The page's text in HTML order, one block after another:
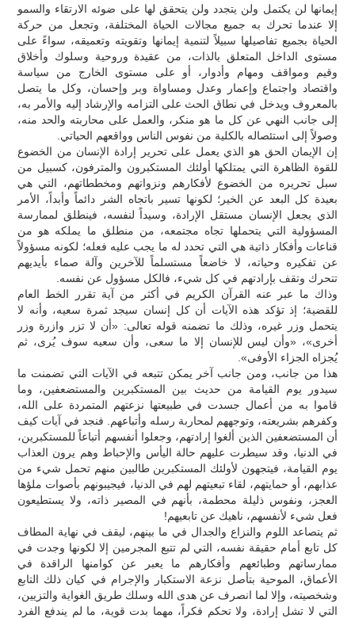
إيمانها لن يكتمل ولن يتجدد ولن يتحقق لها على ضوئه الارتقاء والسمو
إلا عندما تحرك به جميع مجالات الحياة المختلفة، وتجعل من حركة
الحياة بجميع تفاصيلها سبيلاً لتنمية إيمانها وتقويته وتعميقه، سواءً على
مستوى الداخل المتعلق بالذات، من عقيدة وروحية وسلوك وأخلاق
وقيم ومواقف ومهام وأدوار، أو على مستوى الخارج من سياسة
واقتصاد واجتماع وإعمار وعدل ومساواة وبر وإحسان، وكل ما يتصل
بالمعروف ويدخل في نطاق الحث على التزامه والإرشاد إليه والأمر به،
إلى جانب النهي عن كل ما هو منكر، والعمل على محاربته والحد منه،
وصولاً إلى استئصاله بالكلية من نفوس الناس وواقعهم الحياتي.
إن الإيمان الحق هو الذي يعمل على تحرير إرادة الإنسان من الخضوع
للقوة الظاهرة التي يمتلكها أولئك المستكبرون والمترفون، كسبيل من
سبل تحريره من الخضوع لأفكارهم ونزواتهم ومخططاتهم، التي هي
بعيدة كل البعد عن الخير؛ لكونها تسير باتجاه الشر دائماً وأبداً، الأمر
الذي يجعل الإنسان مستقل الإرادة، وسيداً لنفسه، فينطلق لممارسة
المسؤولية التي يتحملها تجاه مجتمعه، من منطلق ما يملكه هو من
قناعات وأفكار ذاتية هي التي تحدد له ما يجب عليه فعله؛ لكونه مسؤولاً
عن تفكيره وحياته، لا خاضعاً مستسلماً للآخرين وآلة صماء بأيديهم
تتحرك وتقف بإرادتهم في كل شيء، فالكل مسؤول عن نفسه.
وذاك ما عبر عنه القرآن الكريم في أكثر من آية تقرر الخط العام
للقضية؛ إذ تؤكد هذه الآيات أن كل إنسان سيجد ثمرة سعيه، وأنه لا
يتحمل وزر غيره، وذلك ما تضمنه قوله تعالى: «أن لا تزر وازرة وزر
أخرى»، «وأن ليس للإنسان إلا ما سعى، وأن سعيه سوف يُرى، ثم
يُجزاه الجزاء الأوفى».
هذا من جانب، ومن جانب آخر يمكن تتبعه في الآيات التي تضمنت ما
سيدور يوم القيامة من حديث بين المستكبرين والمستضعفين، وما
قاموا به من أعمال جسدت في طبيعتها نزعتهم المتمردة على الله،
وكفرهم بشريعته، وتوجههم لمحاربة رسله وأتباعهم. فنجد في آيات كيف
أن المستضعفين الذين ألغوا إرادتهم، وجعلوا أنفسهم أتباعاً للمستكبرين،
في الدنيا، وقد سيطرت عليهم حالة اليأس والإحباط وهم يرون العذاب
يوم القيامة، فيتجهون لأولئك المستكبرين طالبين منهم تحمل شيء من
عذابهم، أو حمايتهم، لقاء تبعيتهم لهم في الدنيا، فيجيبونهم بأصوات ملؤها
العجز، ونفوس ذليلة محطمة، بأنهم في المصير ذاته، ولا يستطيعون
فعل شيء لأنفسهم، ناهيك عن تابعيهم!
ثم يتصاعد اللوم والنزاع والجدال في ما بينهم، ليقف في نهاية المطاف
كل تابع أمام حقيقة نفسه، التي لم تتبع المجرمين إلا لكونها وجدت في
ممارساتهم وطبائعهم وأفكارهم ما يعبر عن كوامنها الراقدة في
الأعماق، الموحية بتأصل نزعة الاستكبار والإجرام في كيان ذلك التابع
وشخصيته، وإلا لما انصرف عن هدى الله وسلك طريق الغواية والتزيين،
التي لا تشل إرادة، ولا تحكم فكراً، مهما بدت قوية، ما لم يندفع الفرد